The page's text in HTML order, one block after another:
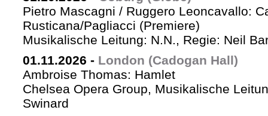
Pietro Mascagni / Ruggero Leoncavallo:
Rusticana/Pagliacci (Premiere)
Musikalische Leitung: N.N., Regie: Neil
01.11.2026 - London (Cadogan Hall)
Ambroise Thomas: Hamlet
Chelsea Opera Group, Musikalische
Swinard